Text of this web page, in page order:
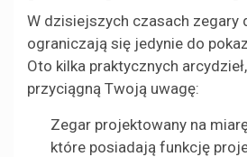
W dzisiejszych czasach zegary
ograniczają się jedynie do
Oto kilka praktycznych
przyciągną Twoją uwagę:
Zegar projektowany na
które posiadają funkcję